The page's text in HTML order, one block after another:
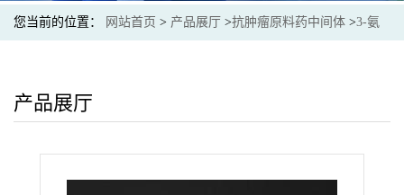
您当前的位置： 网站首页 > 产品展厅 >抗肿瘤原料药中间体 >3-氨
产品展厅